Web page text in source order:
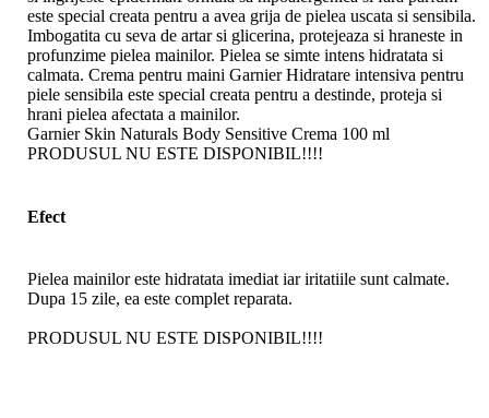
este special creata pentru a avea grija de pielea uscata si sensibila.
Imbogatita cu seva de artar si glicerina, protejeaza si hraneste in
profunzime pielea mainilor. Pielea se simte intens hidratata si
calmata. Crema pentru maini Garnier Hidratare intensiva pentru
piele sensibila este special creata pentru a destinde, proteja si
hrani pielea afectata a mainilor.
Garnier Skin Naturals Body Sensitive Crema 100 ml
PRODUSUL NU ESTE DISPONIBIL!!!!
Efect
Pielea mainilor este hidratata imediat iar iritatiile sunt calmate.
Dupa 15 zile, ea este complet reparata.
PRODUSUL NU ESTE DISPONIBIL!!!!